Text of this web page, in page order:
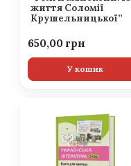
життя Соломії
Крушельницької”
650,00
У кошик